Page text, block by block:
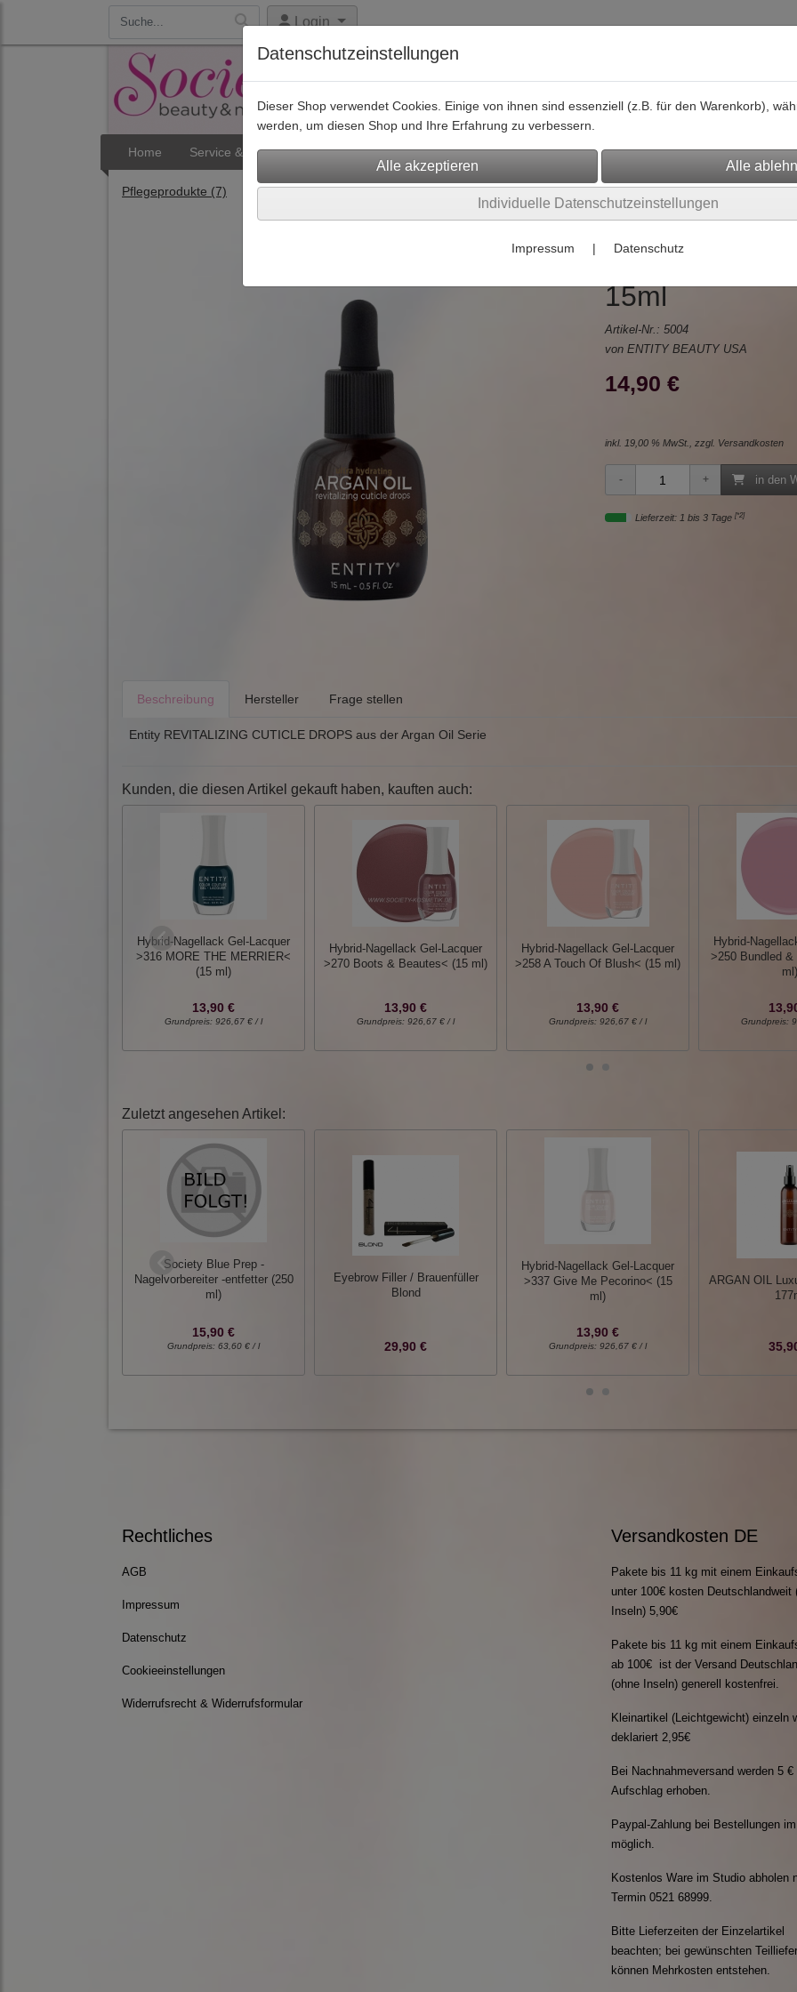
Login
Home Service & Termine Aktuelles Hier finden Sie uns Shopping Social Media
Pflegeprodukte (7)
ARGAN OIL
15ml
Artikel-Nr.: 5004
von ENTITY BEAUTY USA
14,90 €
inkl. 19,00 % MwSt., zzgl. Versandkosten
in den
Lieferzeit: 1 bis 3 Tage [*2]
Beschreibung Hersteller Frage stellen
Entity REVITALIZING CUTICLE DROPS aus der Argan Oil Serie
Kunden, die diesen Artikel gekauft haben, kauften auch:
Hybrid-Nagellack Gel-Lacquer
>316 MORE THE MERRIER<
(15 ml)
13,90 €
Grundpreis: 926,67 € / l
Hybrid-Nagellack Gel-Lacquer
>270 Boots & Beautes< (15 ml)
13,90 €
Grundpreis: 926,67 € / l
Hybrid-Nagellack Gel-Lacquer
>258 A Touch Of Blush< (15 ml)
13,90 €
Grundpreis: 926,67 € / l
Hybrid-
>250 Bundled
ml)
Grundpreis:
Zuletzt angesehen Artikel:
Society Blue Prep -
Nagelvorbereiter -entfetter (250
ml)
15,90 €
Grundpreis: 63,60 € / l
Eyebrow Filler / Brauenfüller
Blond
29,90 €
Hybrid-Nagellack Gel-Lacquer
>337 Give Me Pecorino< (15
ml)
13,90 €
Grundpreis: 926,67 € / l
ARGAN OIL
Rechtliches
AGB
Impressum
Datenschutz
Cookieeinstellungen
Widerrufsrecht & Widerrufsformular
Versandkosten DE
Pakete bis 11 kg mit einem
unter 100€ kosten Deutschlandweit
Inseln) 5,90€
Pakete bis 11 kg mit einem
ab 100€ ist der Versand
(ohne Inseln) generell kostenfrei.
Kleinartikel (Leichtgewicht) einzeln
deklariert 2,95€
Bei Nachnahmeversand werden 5 €
Aufschlag erhoben.
Paypal-Zahlung bei Bestellungen
möglich.
Kostenlos Ware im Studio abholen
Termin 0521 68999.
Bitte Lieferzeiten der Einzelartikel
beachten; bei gewünschten
können Mehrkosten entstehen.
Datenschutzeinstellungen
Dieser Shop verwendet Cookies. Einige von ihnen sind essenziell (z.B. für den Warenkorb),
werden, um diesen Shop und Ihre Erfahrung zu verbessern.
Individuelle Datenschutzeinstellungen
Impressum | Datenschutz